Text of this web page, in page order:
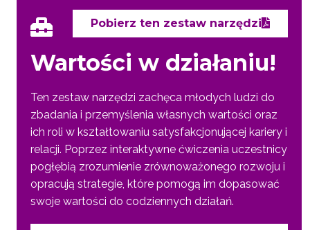
Pobierz ten zestaw narzędzi
Wartości w działaniu!
Ten zestaw narzędzi zachęca młodych ludzi do
zbadania i przemyślenia własnych wartości oraz
ich roli w kształtowaniu satysfakcjonującej kariery i
relacji. Poprzez interaktywne ćwiczenia uczestnicy
pogłębią zrozumienie zrównoważonego rozwoju i
opracują strategie, które pomogą im dopasować
swoje wartości do codziennych działań.